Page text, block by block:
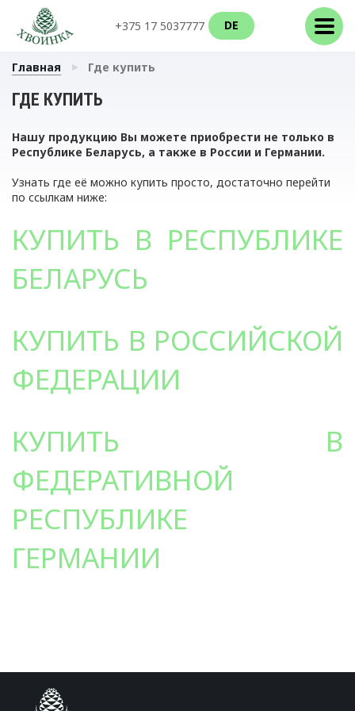
+375 17 5037777 DE
Главная Где купить
ГДЕ КУПИТЬ
Нашу продукцию Вы можете приобрести не только в
Республике Беларусь, а также в России и Германии.
Узнать где её можно купить просто, достаточно перейти
по ссылкам ниже:
КУПИТЬ В РЕСПУБЛИКЕ
БЕЛАРУСЬ
КУПИТЬ В РОССИЙСКОЙ
ФЕДЕРАЦИИ
КУПИТЬ В
ФЕДЕРАТИВНОЙ
РЕСПУБЛИКЕ
ГЕРМАНИИ